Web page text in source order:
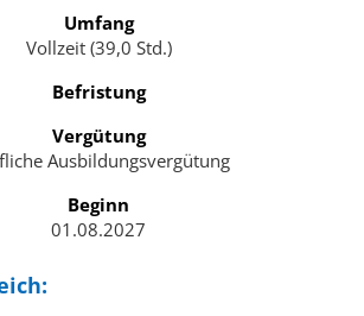
Umfang
Vollzeit (39,0 Std.)
Befristung
Vergütung
Ausbildungsvergütung
Beginn
01.08.2027